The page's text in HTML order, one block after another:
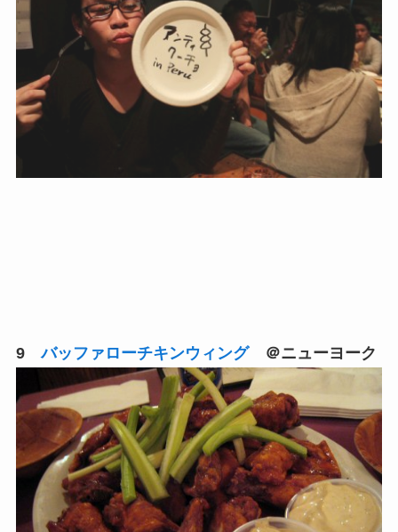
9バッファローチキンウィング＠ニューヨーク